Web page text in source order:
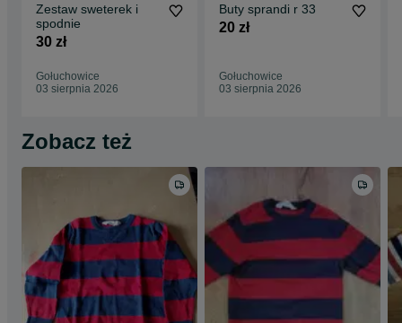
Zestaw sweterek i
spodnie
30 zł
Gołuchowice
03 sierpnia 2026
Buty sprandi r 33
20 zł
Gołuchowice
03 sierpnia 2026
Zobacz też